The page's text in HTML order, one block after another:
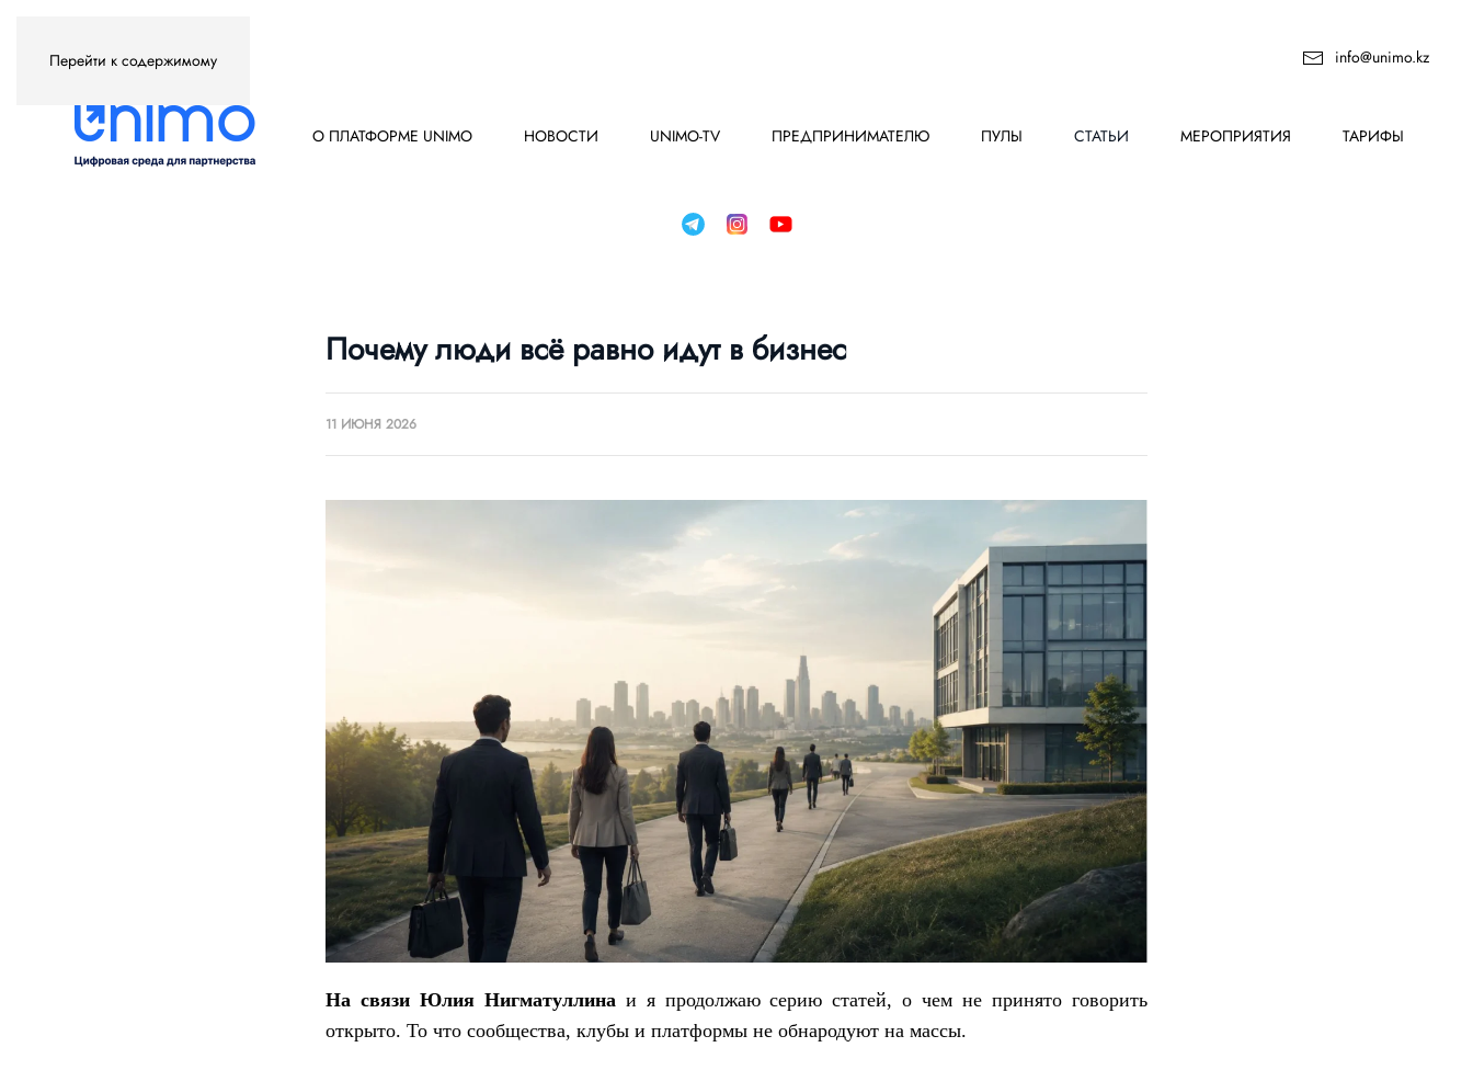
Перейти к содержимому info@unimo.kz
О ПЛАТФОРМЕ UNIMO НОВОСТИ UNIMO-TV ПРЕДПРИНИМАТЕЛЮ ПУЛЫ СТАТЬИ МЕРОПРИЯТИЯ ТАРИФЫ
Почему люди всё равно идут в бизнес
11 ИЮНЯ 2026
На связи Юлия Нигматуллина и я продолжаю серию статей, о чем не принято говорить
открыто. То что сообщества, клубы и платформы не обнародуют на массы.